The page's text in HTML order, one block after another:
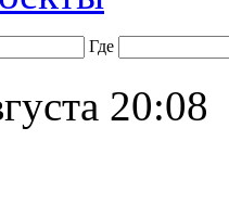
Где
20:08